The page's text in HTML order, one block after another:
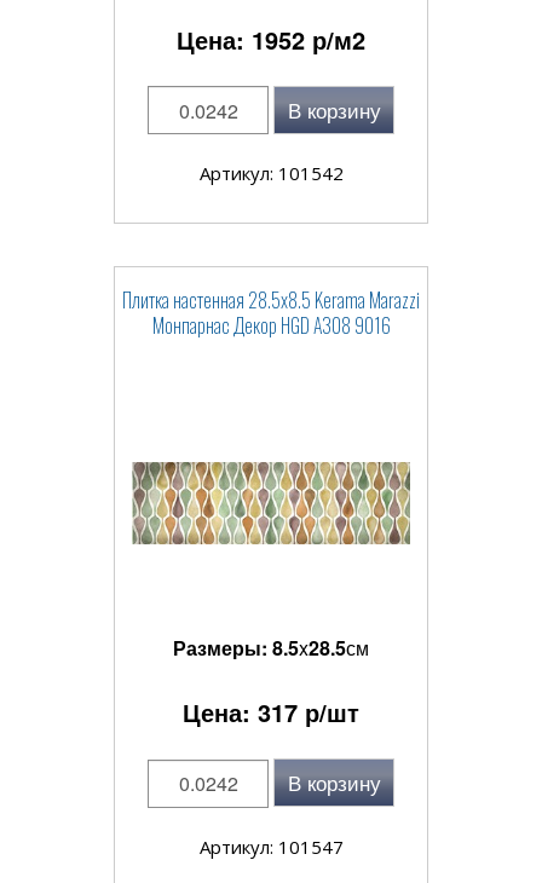
Цена: 1952 р/м2
В корзину
Артикул: 101542
Плитка настенная 28.5x8.5 Kerama Marazzi
Монпарнас Декор HGD A308 9016
Размеры: 8.5x28.5см
Цена: 317 р/шт
В корзину
Артикул: 101547